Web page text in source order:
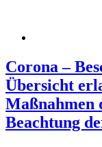
Corona –
Übersicht
Maßnahmen
Beachtung